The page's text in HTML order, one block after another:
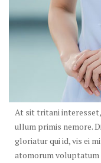
At sit tritani
ullum primis nemore.
gloriatur qui id, vis ei
atomorum voluptatum